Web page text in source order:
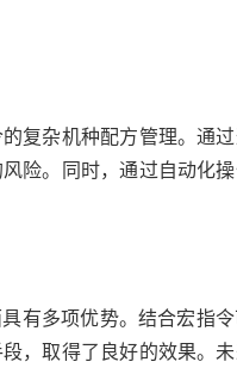
复杂机种配方管理。通
险。同时，通过自动化
有多项优势。结合宏指
，取得了良好的效果。